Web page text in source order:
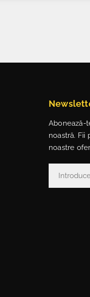
Abonează-
noastră. Fii
noastre